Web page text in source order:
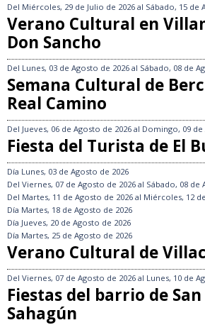
Del Miércoles, 29 de Julio de 2026 al Sábado, 15 de
Verano Cultural en
Don Sancho
Del Lunes, 03 de Agosto de 2026 al Sábado, 08 de
Semana Cultural de
Real Camino
Del Jueves, 06 de Agosto de 2026 al Domingo, 09 de
Fiesta del Turista de El
Día Lunes, 03 de Agosto de 2026
Del Viernes, 07 de Agosto de 2026 al Sábado, 08 de
Del Martes, 11 de Agosto de 2026 al Miércoles, 12
Día Martes, 18 de Agosto de 2026
Día Jueves, 20 de Agosto de 2026
Día Martes, 25 de Agosto de 2026
Verano Cultural de
Del Viernes, 07 de Agosto de 2026 al Lunes, 10 de
Fiestas del barrio de
Sahagún